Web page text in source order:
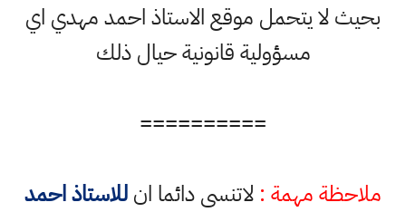
بحيث لا يتحمل موقع الاستاذ احمد مهدي اي
مسؤولية قانونية حيال ذلك
==========
ملاحظة مهمة : لاتنسى دائما انللاستاذ احمد